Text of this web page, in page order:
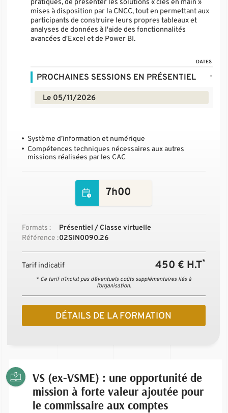
pratiques, de présenter les solutions « clés en main »
mises à disposition par la CNCC, tout en permettant aux
participants de construire leurs propres tableaux et
analyses de données à l'aide des fonctionnalités
avancées d'Excel et de Power BI.
DATES
PROCHAINES SESSIONS EN PRÉSENTIEL -
Le 05/11/2026
Système d’information et numérique
Compétences techniques nécessaires aux autres
missions réalisées par les CAC
7h00
Formats :
Présentiel / Classe virtuelle
Référence :02SIN0090.26
Tarif indicatif 450 € H.T*
* Ce tarif n’inclut pas d’éventuels coûts supplémentaires liés à
l’organisation.
DÉTAILS DE LA FORMATION
VS (ex-VSME) : une opportunité de
mission à forte valeur ajoutée pour
le commissaire aux comptes